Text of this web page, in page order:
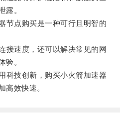
露。
点购买是一种可行且明智的
速度，还可以解决常见的网
验。
技创新，购买小火箭加速器
高效快速。